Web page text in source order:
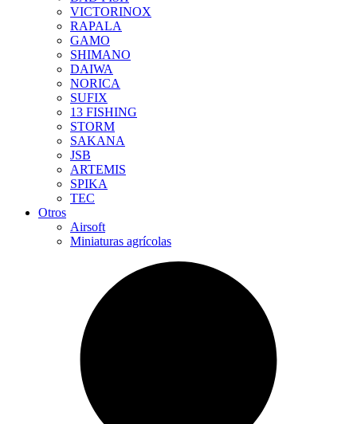
VICTORINOX
RAPALA
GAMO
SHIMANO
DAIWA
NORICA
SUFIX
13 FISHING
STORM
SAKANA
JSB
ARTEMIS
SPIKA
TEC
Otros
Airsoft
Miniaturas agrícolas